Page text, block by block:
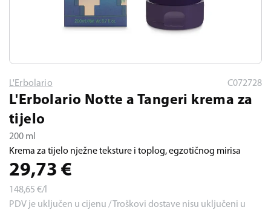
L'Erbolario C072728
L'Erbolario Notte a Tangeri krema za
tijelo
200 ml
Krema za tijelo nježne teksture i toplog, egzotičnog mirisa
29,73 €
148,65 €/l
PDV je uključen u cijenu / Troškovi dostave nisu uključeni u